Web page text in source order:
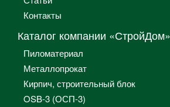
Контакты
Каталог компании «СтройДом»
Пиломатериал
Металлопрокат
Кирпич, строительный блок
OSB-3 (ОСП-3)